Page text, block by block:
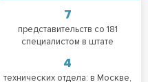
7
представительств со 181
специалистом в штате
4
технических отдела: в Москве,